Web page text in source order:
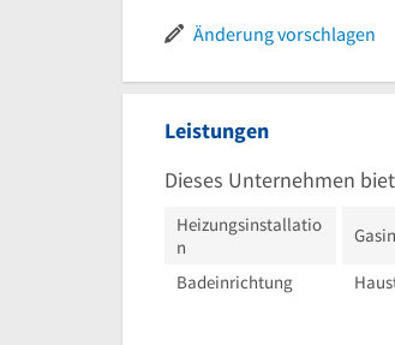
Änderung vorschlagen
Leistungen
Dieses Unternehmen
Heizungsinstallatio
n
Badeinrichtung